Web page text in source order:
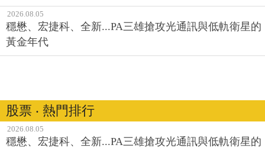
2026.08.05
穩懋、宏捷科、全新...PA三雄搶攻光通訊與低軌衛星的
黃金年代
股票 ‧ 熱門排行
2026.08.05
穩懋、宏捷科、全新...PA三雄搶攻光通訊與低軌衛星的